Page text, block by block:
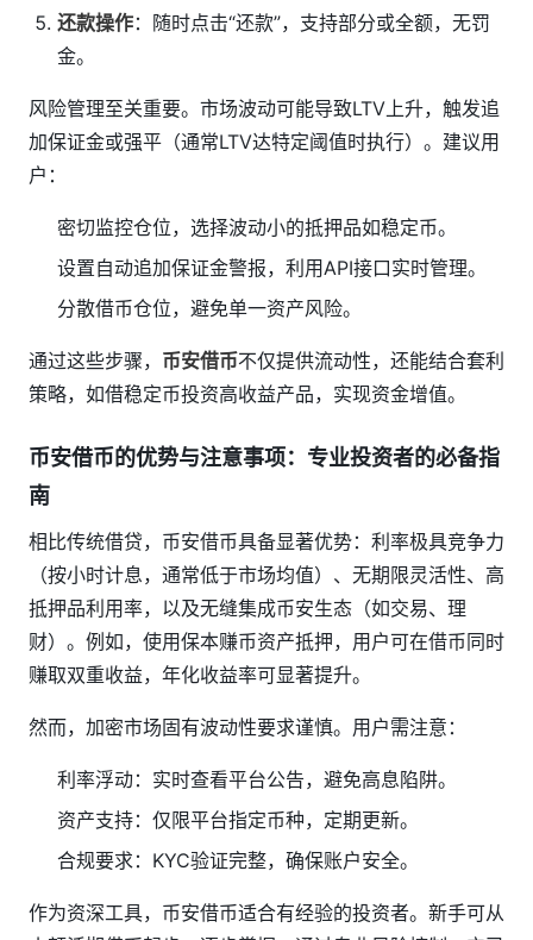
还款操作：随时点击“还款”，支持部分或全额，无罚
金。
风险管理至关重要。市场波动可能导致LTV上升，触发追
加保证金或强平（通常LTV达特定阈值时执行）。建议用
户：
密切监控仓位，选择波动小的抵押品如稳定币。
设置自动追加保证金警报，利用API接口实时管理。
分散借币仓位，避免单一资产风险。
通过这些步骤， 币安借币不仅提供流动性，还能结合套利
策略，如借稳定币投资高收益产品，实现资金增值。
币安借币的优势与注意事项：专业投资者的必备指
南
相比传统借贷，币安借币具备显著优势：利率极具竞争力
（按小时计息，通常低于市场均值）、无期限灵活性、高
抵押品利用率，以及无缝集成币安生态（如交易、理
财）。例如，使用保本赚币资产抵押，用户可在借币同时
赚取双重收益，年化收益率可显著提升。
然而，加密市场固有波动性要求谨慎。用户需注意：
利率浮动：实时查看平台公告，避免高息陷阱。
资产支持：仅限平台指定币种，定期更新。
合规要求：KYC验证完整，确保账户安全。
作为资深工具，币安借币适合有经验的投资者。新手可从